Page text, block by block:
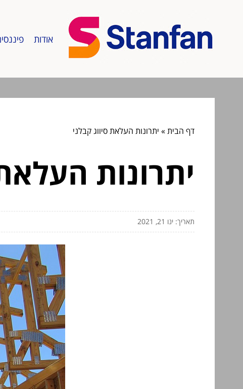
אודות
דף הבית» יתרונות העלאת סיווג קבלני
יתרונות
תאריך: ינו 21, 2021